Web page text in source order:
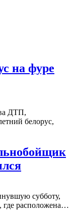
на фуре
ДТП,
белорус,
субботу,
где расположена…